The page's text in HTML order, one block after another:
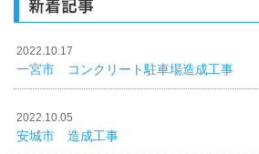
新着記事
2022.10.17
一宮市 コンクリート駐車場造成工事
2022.10.05
安城市 造成工事